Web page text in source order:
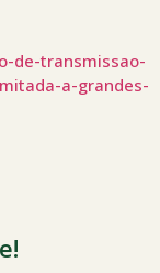
de-transmissao-
a-grandes-